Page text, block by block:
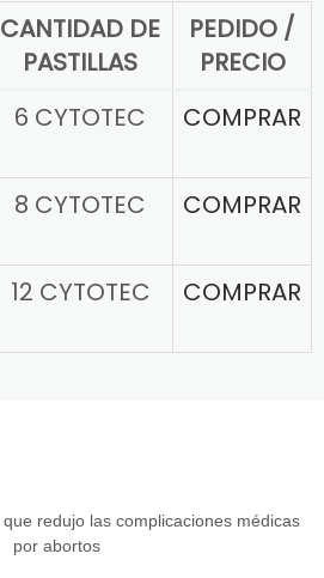
CANTIDAD DE
PASTILLAS
PEDIDO /
PRECIO
6 CYTOTEC COMPRAR
8 CYTOTEC COMPRAR
12 CYTOTEC COMPRAR